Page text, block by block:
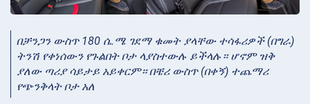
በቻንጋን ውስጥ 180 ሴ.ሜ ገደማ ቁመት ያላቸው ተሳፋሪዎች (በግራ)
ትንሽ የቀነሰውን የጉልበት ቦታ ላያስተውሉ ይችላሉ። ሆኖም ዝቅ
ያለው ጣሪያ ሳይታይ አይቀርም። በቼሪ ውስጥ (በቀኝ) ተጨማሪ
የጭንቅላት ቦታ አለ